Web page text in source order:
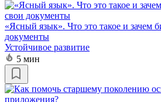
«Ясный язык». Что это такое и зачем
документы
Устойчивое развитие
5 мин